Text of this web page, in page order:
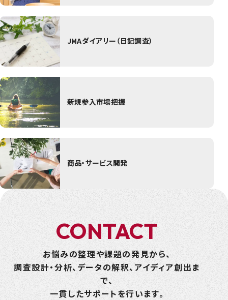
JMAダイアリー（日記調査）
新規参入市場把握
商品・サービス開発
CONTACT
お悩みの整理や課題の発見から、
調査設計・分析、データの解釈、アイディア創出ま
で、
一貫したサポートを行います。